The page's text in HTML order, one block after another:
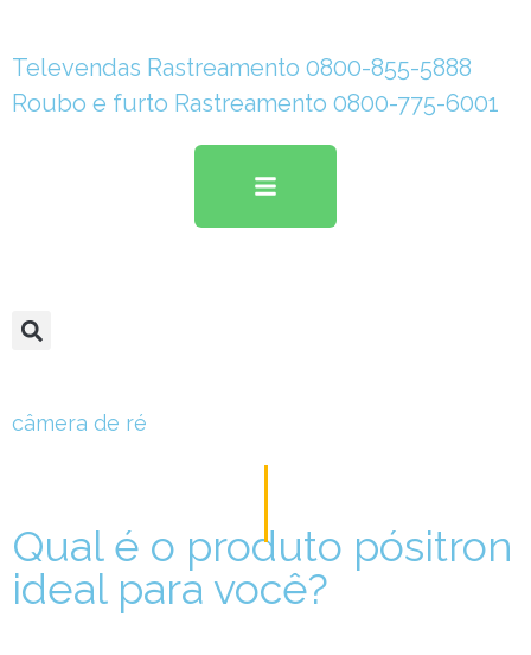
Televendas Rastreamento 0800-855-5888
Roubo e furto Rastreamento 0800-775-6001
câmera de ré
Qual é o produto pósitron
ideal para você?